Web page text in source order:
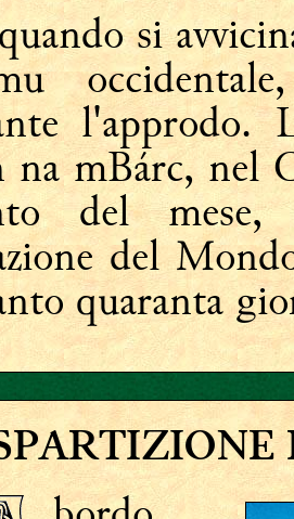
si
l'approdo.
na mBárc, nel
del
del
quaranta